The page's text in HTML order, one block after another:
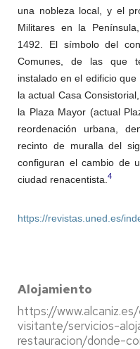
una nobleza local, y el
Militares en la
1492. El símbolo del
Comunes, de las que
instalado en el edificio que
la actual Casa
la Plaza Mayor (actual
reordenación urbana,
recinto de muralla del
configuran el cambio de
ciudad renacentista. 4
https://revistas.uned.es/
Alojamiento
https://
visitante/servicios-
restauracion/donde-